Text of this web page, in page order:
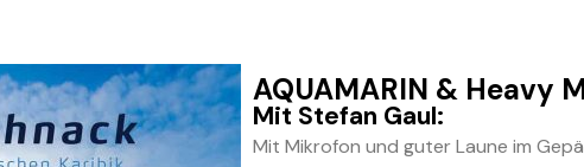
AQUAMARIN & Heavy
Mit Stefan Gaul:
Mit Mikrofon und guter Laune im